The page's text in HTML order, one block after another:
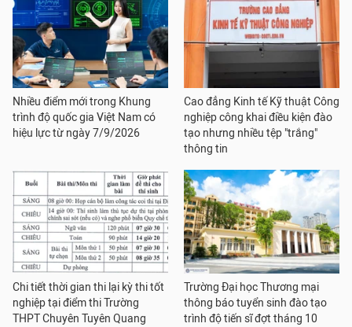
Nhiều điểm mới trong Khung
trình độ quốc gia Việt Nam có
hiệu lực từ ngày 7/9/2026
Cao đẳng Kinh tế Kỹ thuật Công
nghiệp công khai điều kiện đào
tạo nhưng nhiều tệp "trắng"
thông tin
Chi tiết thời gian thi lại kỳ thi tốt
nghiệp tại điểm thi Trường
THPT Chuyên Tuyên Quang
Trường Đại học Thương mại
thông báo tuyển sinh đào tạo
trình độ tiến sĩ đợt tháng 10